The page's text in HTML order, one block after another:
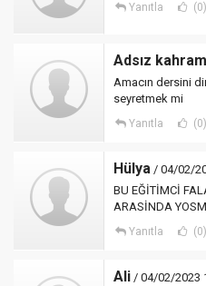
Yanıtla (0)
Adsız
Amacın dersini
seyretmek mi
Yanıtla (0)
Hülya / 04/02/
BU EĞİTİMCİ
ARASİNDA
Yanıtla (0)
Ali / 04/02/2023